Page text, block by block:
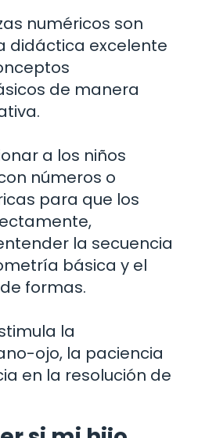
numéricos son
didáctica excelente
de manera
a los niños
números o
para que los
la secuencia
básica y el
formas.
la
ojo, la paciencia
en la resolución de